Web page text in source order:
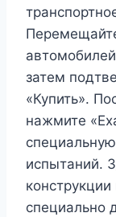
затем
«Купить».
нажмите
испытаний.
специально